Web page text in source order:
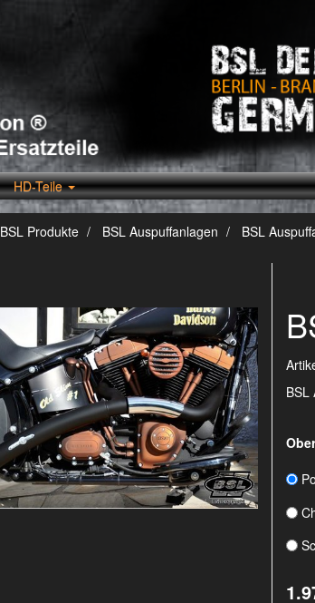
HD-Teile
BSL Produkte BSL Auspuffanlagen BSL
BSL